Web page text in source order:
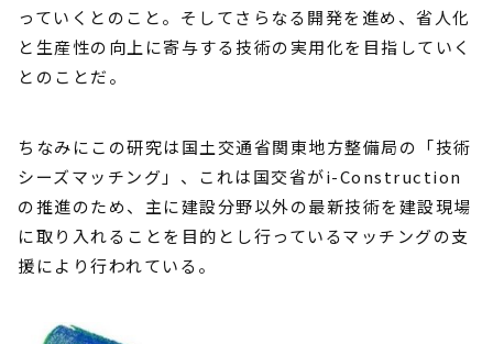
っていくとのこと。そしてさらなる開発を進め、省人化
と生産性の向上に寄与する技術の実用化を目指していく
とのことだ。
ちなみにこの研究は国土交通省関東地方整備局の「技術
シーズマッチング」、これは国交省がi-Construction
の推進のため、主に建設分野以外の最新技術を建設現場
に取り入れることを目的とし行っているマッチングの支
援により行われている。